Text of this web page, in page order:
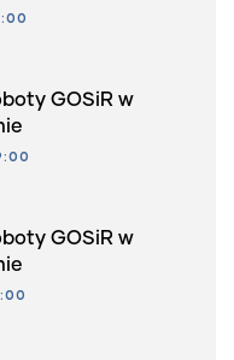
GOSiR w
GOSiR w